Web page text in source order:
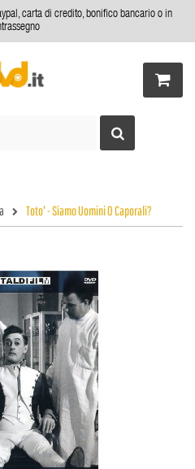
carta di credito, bonifico bancario o in
Toto' - Siamo Uomini O Caporali?